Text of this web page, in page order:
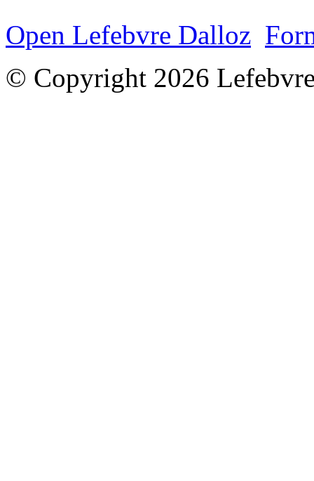
Open Lefebvre Dalloz
© Copyright 2026